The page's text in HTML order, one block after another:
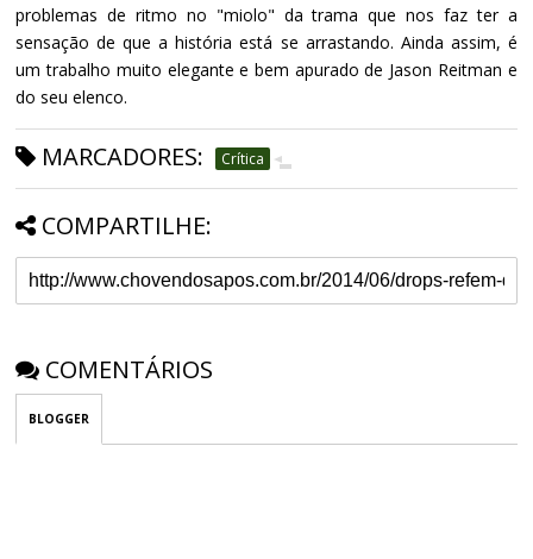
problemas de ritmo no "miolo" da trama que nos faz ter a
sensação de que a história está se arrastando. Ainda assim, é
um trabalho muito elegante e bem apurado de Jason Reitman e
do seu elenco.
MARCADORES: Crítica
COMPARTILHE:
COMENTÁRIOS
BLOGGER